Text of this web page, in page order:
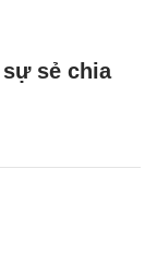
sẻ chia